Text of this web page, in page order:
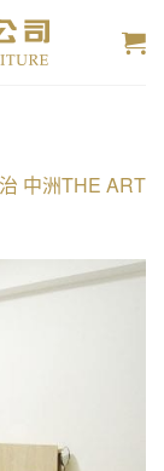
中洲THE ART